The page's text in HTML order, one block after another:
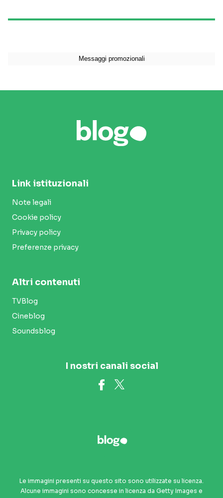
Link istituzionali
Note legali
Cookie policy
Privacy policy
Preferenze privacy
Altri contenuti
TVBlog
Cineblog
Soundsblog
I nostri canali social
Le immagini presenti su questo sito sono utilizzate su licenza.
Alcune immagini sono concesse in licenza da Getty Images e